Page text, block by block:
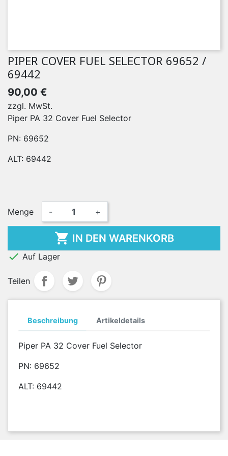
PIPER COVER FUEL SELECTOR 69652 /
69442
90,00 €
zzgl. MwSt.
Piper PA 32 Cover Fuel Selector
PN: 69652
ALT: 69442
Menge - +
 IN DEN WARENKORB
 Auf Lager
Teilen
Beschreibung Artikeldetails
Piper PA 32 Cover Fuel Selector
PN: 69652
ALT: 69442